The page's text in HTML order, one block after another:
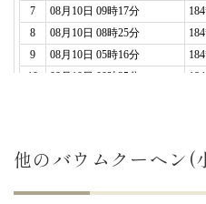
ご購入頂いた商品：
オ
入れ小バウムクーヘン(
個入り)
オ
バスクラリネットアンサ
他のバウムクーヘン(